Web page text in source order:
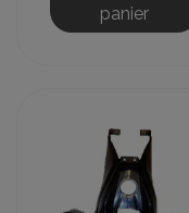
panier